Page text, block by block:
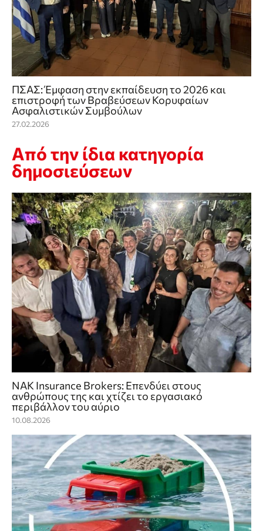
ΠΣΑΣ: Έμφαση στην εκπαίδευση το 2026 και
επιστροφή των Βραβεύσεων Κορυφαίων
Ασφαλιστικών Συμβούλων
27.02.2026
Από την ίδια κατηγορία
δημοσιεύσεων
NAK Insurance Brokers: Επενδύει στους
ανθρώπους της και χτίζει το εργασιακό
περιβάλλον του αύριο
10.08.2026